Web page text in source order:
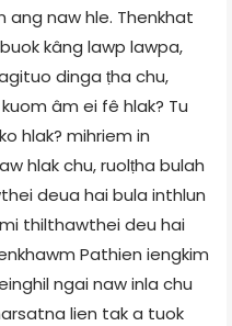
ang naw hle. Thenkhat
kâng lawp lawpa,
dinga ṭha chu,
âm ei fê hlak? Tu
hlak? mihriem in
hlak chu, ruolṭha bulah
deua hai bula inthlun
thilthawthei deu hai
Pathien iengkim
ngai naw inla chu
lien tak a tuok